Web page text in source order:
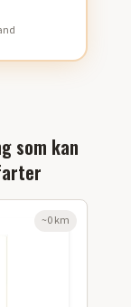
som kan
~0km